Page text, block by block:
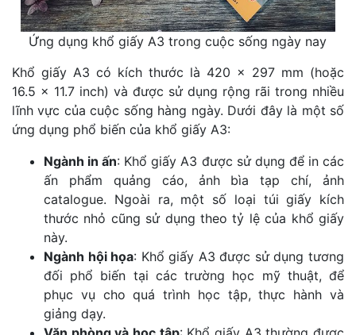
Ứng dụng khổ giấy A3 trong cuộc sống ngày nay
Khổ giấy A3 có kích thước là 420 x 297 mm (hoặc
16.5 x 11.7 inch) và được sử dụng rộng rãi trong nhiều
lĩnh vực của cuộc sống hàng ngày. Dưới đây là một số
ứng dụng phổ biến của khổ giấy A3:
Ngành in ấn: Khổ giấy A3 được sử dụng để in các
ấn phẩm quảng cáo, ảnh bìa tạp chí, ảnh
catalogue. Ngoài ra, một số loại túi giấy kích
thước nhỏ cũng sử dụng theo tỷ lệ của khổ giấy
này.
Ngành hội họa: Khổ giấy A3 được sử dụng tương
đối phổ biến tại các trường học mỹ thuật, để
phục vụ cho quá trình học tập, thực hành và
giảng dạy.